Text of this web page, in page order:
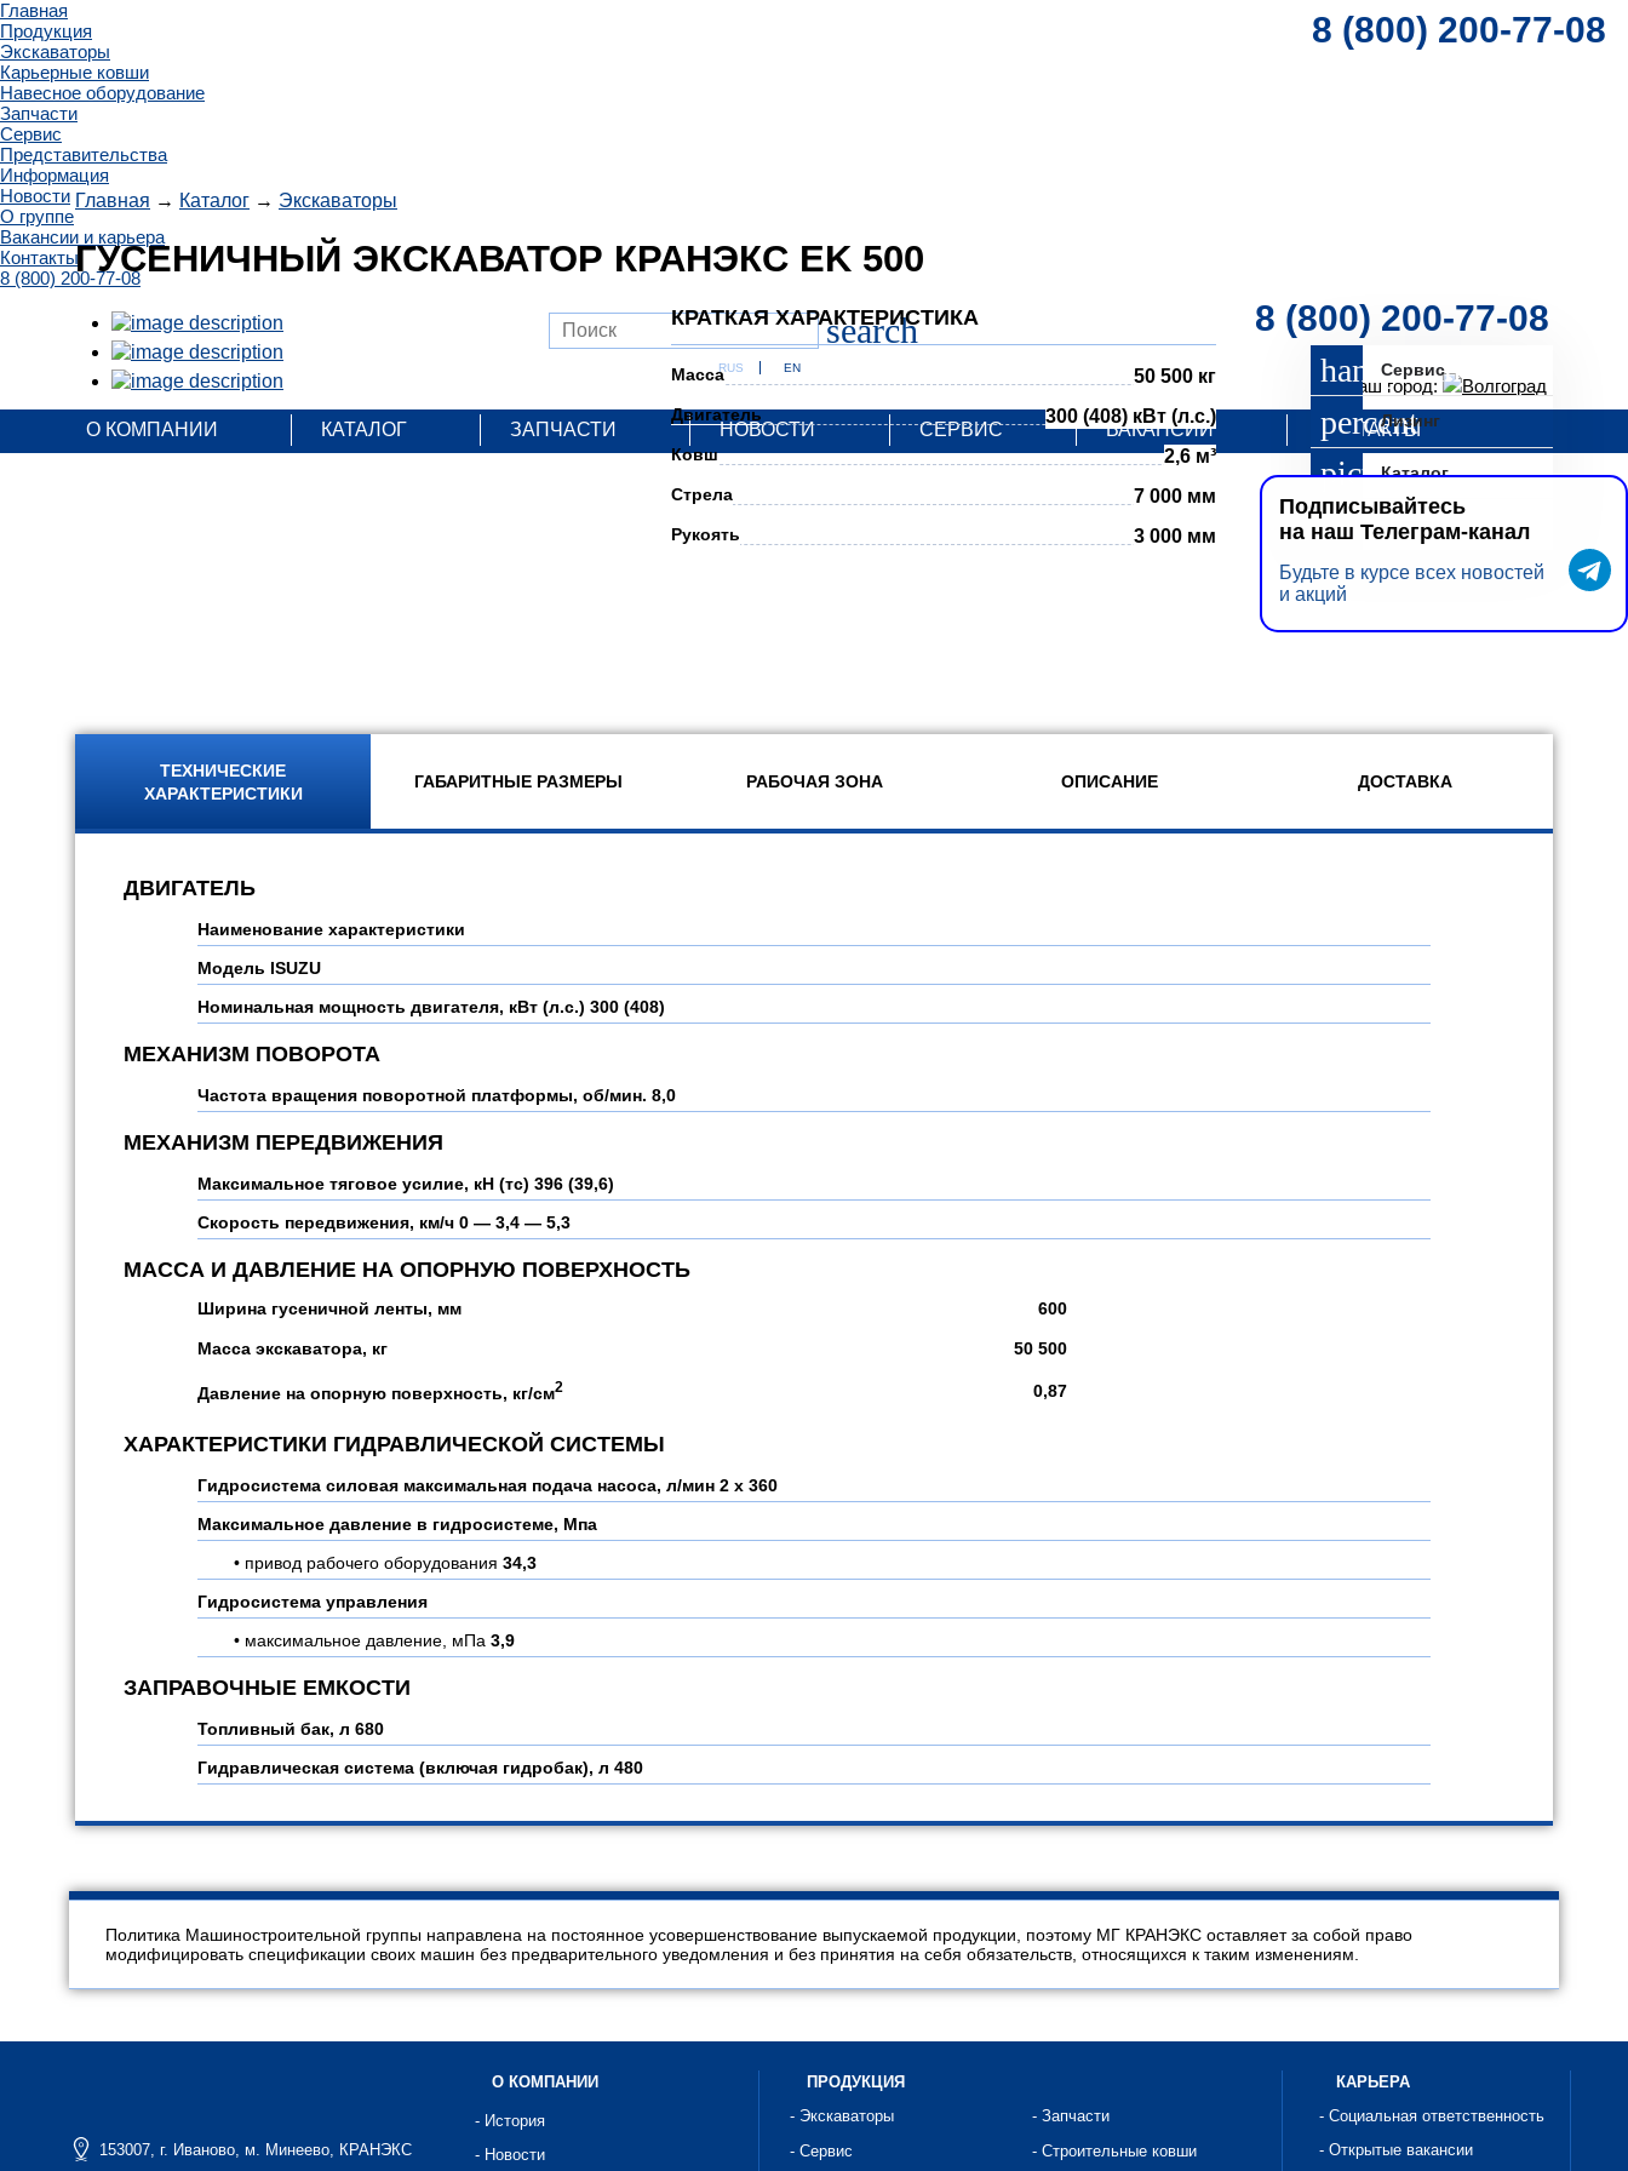
Главная
Продукция
Экскаваторы
Карьерные ковши
Навесное оборудование
Запчасти
Сервис
Представительства
Информация
Новости
О группе
Вакансии и карьера
Контакты
8 (800) 200-77-08
search
RUS EN
8 (800) 200-77-08
Ваш город: Волгоград
8 (800) 200-77-08
О КОМПАНИИ КАТАЛОГ ЗАПЧАСТИ НОВОСТИ СЕРВИС ВАКАНСИИ КОНТАКТЫ
Главная → Каталог → Экскаваторы
ГУСЕНИЧНЫЙ ЭКСКАВАТОР КРАНЭКС EK 500
КРАТКАЯ ХАРАКТЕРИСТИКА
Масса 50 500 кг
Двигатель 300 (408) кВт (л.с.)
Ковш 2,6 м³
Стрела 7 000 мм
Рукоять 3 000 мм
Сервис
Лизинг
Каталог
Запрос
ТЕХНИЧЕСКИЕ
ХАРАКТЕРИСТИКИ
ГАБАРИТНЫЕ РАЗМЕРЫ РАБОЧАЯ ЗОНА ОПИСАНИЕ ДОСТАВКА
ДВИГАТЕЛЬ
Наименование характеристики
Модель ISUZU
Номинальная мощность двигателя, кВт (л.с.) 300 (408)
МЕХАНИЗМ ПОВОРОТА
Частота вращения поворотной платформы, об/мин. 8,0
МЕХАНИЗМ ПЕРЕДВИЖЕНИЯ
Максимальное тяговое усилие, кН (тс) 396 (39,6)
Скорость передвижения, км/ч 0 — 3,4 — 5,3
МАССА И ДАВЛЕНИЕ НА ОПОРНУЮ ПОВЕРХНОСТЬ
Ширина гусеничной ленты, мм 600
Масса экскаватора, кг 50 500
Давление на опорную поверхность, кг/см2 0,87
ХАРАКТЕРИСТИКИ ГИДРАВЛИЧЕСКОЙ СИСТЕМЫ
Гидросистема силовая максимальная подача насоса, л/мин 2 х 360
Максимальное давление в гидросистеме, Мпа
привод рабочего оборудования 34,3
Гидросистема управления
максимальное давление, мПа 3,9
ЗАПРАВОЧНЫЕ ЕМКОСТИ
Топливный бак, л 680
Гидравлическая система (включая гидробак), л 480
Политика Машиностроительной группы направлена на постоянное усовершенствование выпускаемой продукции, поэтому МГ КРАНЭКС оставляет за собой право
модифицировать спецификации своих машин без предварительного уведомления и без принятия на себя обязательств, относящихся к таким изменениям.
153007, г. Иваново, м. Минеево, КРАНЭКС
О КОМПАНИИ
- История
- Новости
ПРОДУКЦИЯ
- Экскаваторы
- Запчасти
- Сервис
- Строительные ковши
КАРЬЕРА
- Социальная ответственность
- Открытые вакансии
Подписывайтесь
на наш Телеграм-канал
Будьте в курсе всех новостей
и акций